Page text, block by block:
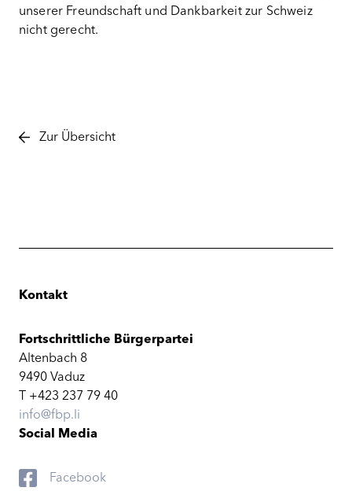
unserer Freundschaft und Dankbarkeit zur Schweiz
nicht gerecht.
Zur Übersicht
Kontakt
Fortschrittliche Bürgerpartei
Altenbach 8
9490 Vaduz
T +423 237 79 40
info@fbp.li
Social Media
Facebook